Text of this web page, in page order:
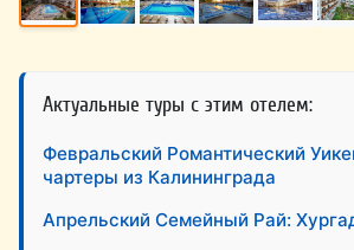
Актуальные туры с этим отелем:
Февральский Романтический
чартеры из Калининграда
Апрельский Семейный Рай: